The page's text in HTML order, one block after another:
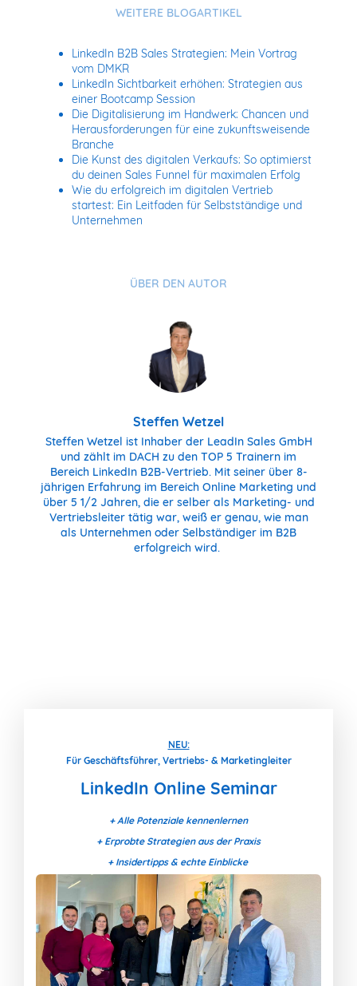
WEITERE BLOGARTIKEL
LinkedIn B2B Sales Strategien: Mein Vortrag
vom DMKR
LinkedIn Sichtbarkeit erhöhen: Strategien aus
einer Bootcamp Session
Die Digitalisierung im Handwerk: Chancen und
Herausforderungen für eine zukunftsweisende
Branche
Die Kunst des digitalen Verkaufs: So optimierst
du deinen Sales Funnel für maximalen Erfolg
Wie du erfolgreich im digitalen Vertrieb
startest: Ein Leitfaden für Selbstständige und
Unternehmen
ÜBER DEN AUTOR
Steffen Wetzel
Steffen Wetzel ist Inhaber der LeadIn Sales GmbH
und zählt im DACH zu den TOP 5 Trainern im
Bereich LinkedIn B2B-Vertrieb. Mit seiner über 8-
jährigen Erfahrung im Bereich Online Marketing und
über 5 1/2 Jahren, die er selber als Marketing- und
Vertriebsleiter tätig war, weiß er genau, wie man
als Unternehmen oder Selbständiger im B2B
erfolgreich wird.
NEU:
Für Geschäftsführer, Vertriebs- & Marketingleiter
LinkedIn Online Seminar
+ Alle Potenziale kennenlernen
+ Erprobte Strategien aus der Praxis
+ Insidertipps & echte Einblicke